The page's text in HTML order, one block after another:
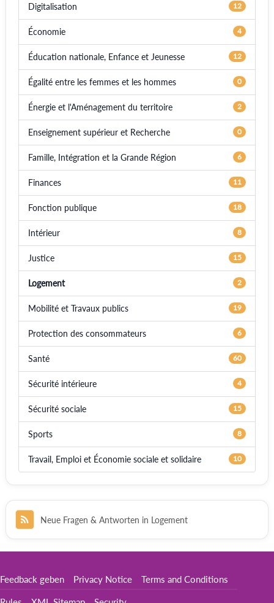
Digitalisation 12
Économie 4
Éducation nationale, Enfance et Jeunesse 12
Égalité entre les femmes et les hommes 0
Énergie et l'Aménagement du territoire 2
Enseignement supérieur et Recherche 0
Famille, Intégration et la Grande Région 6
Finances 11
Fonction publique 18
Intérieur 8
Justice 15
Logement 2
Mobilité et Travaux publics 19
Protection des consommateurs 6
Santé 60
Sécurité intérieure 4
Sécurité sociale 15
Sports 8
Travail, Emploi et Économie sociale et solidaire 10
Neue Fragen & Antworten in Logement
Feedback geben Privacy Notice Terms and Conditions